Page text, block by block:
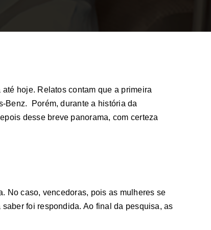
hoje. Relatos contam que a primeira
Benz. Porém, durante a história da
desse breve panorama, com certeza
No caso, vencedoras, pois as mulheres se
foi respondida. Ao final da pesquisa, as